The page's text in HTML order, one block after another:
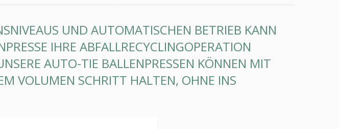
UND AUTOMATISCHEN BETRIEB KANN
IHRE ABFALLRECYCLINGOPERATION
AUTO-TIE BALLENPRESSEN KÖNNEN MIT
VOLUMEN SCHRITT HALTEN, OHNE INS